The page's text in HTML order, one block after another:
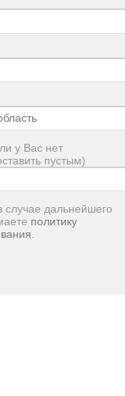
у Вас нет
пустым)
дальнейшего
политику